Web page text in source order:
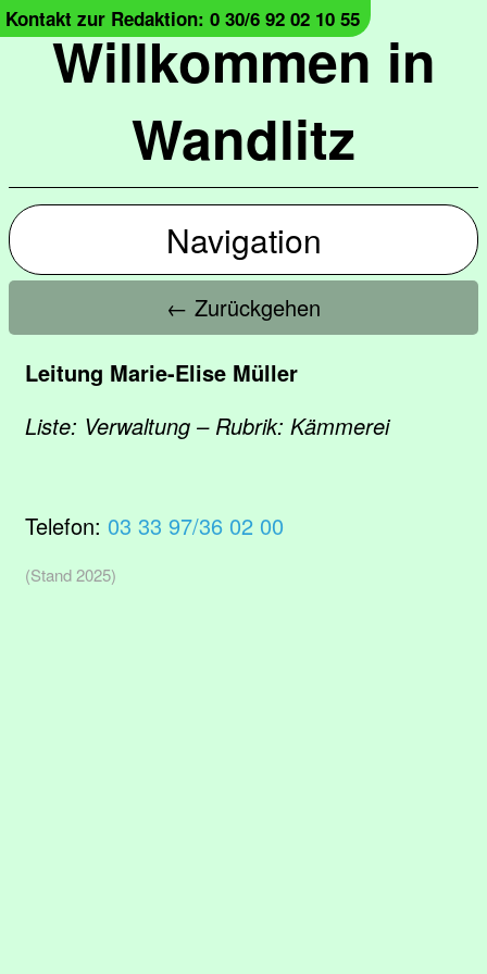
Willkommen in
Wandlitz
Kontakt zur Redaktion: 0 30/6 92 02 10 55
Navigation
← Zurückgehen
Leitung Marie-Elise Müller
Liste: Verwaltung – Rubrik: Kämmerei
Telefon: 03 33 97/36 02 00
(Stand 2025)